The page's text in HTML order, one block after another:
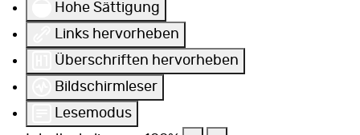
Hohe Sättigung
Links hervorheben
Überschriften hervorheben
Bildschirmleser
Lesemodus